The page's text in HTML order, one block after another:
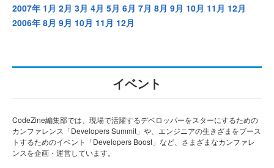
2007年 1月 2月 3月 4月 5月 6月 7月 8月 9月 10月 11月 12月
2006年 8月 9月 10月 11月 12月
イベント
CodeZine編集部では、現場で活躍するデベロッパーをスターにするための
カンファレンス「Developers Summit」や、エンジニアの生きざまをブース
トするためのイベント「Developers Boost」など、さまざまなカンファレ
ンスを企画・運営しています。